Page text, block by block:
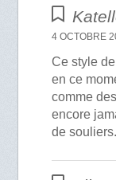
4 OCTOBRE
Ce style
en ce
comme
encore
de